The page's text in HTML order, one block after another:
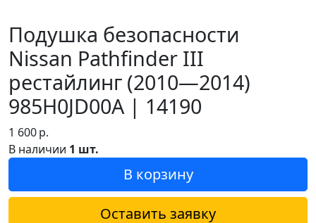
Подушка безопасности
Nissan Pathfinder III
рестайлинг (2010—2014)
985H0JD00A | 14190
1 600р.
В наличии 1 шт.
В корзину
Оставить заявку